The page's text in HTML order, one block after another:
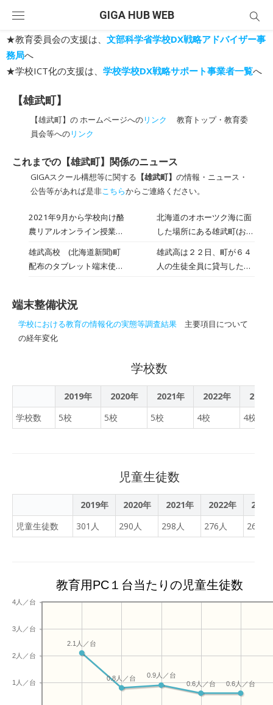
content
GIGA HUB WEB
★教育委員会の支援は、 文部科学省学校DX戦略アドバイザー事
務局へ
★学校ICT化の支援は、 学校学校DX戦略サポート事業者一覧へ
【雄武町】
【雄武町】の ホームページへのリンク
教育トップ・教育委
員会等へのリンク
これまでの【雄武町】関係のニュース
GIGAスクール構想等に関する 【雄武町】 の情報・ニュース・
公告等があれば是非こちらからご連絡ください。
2021年9月から学校向け酪
農リアルオンライン授業開
国の教育関係者ほか見学可
能
北海道のオホーツク海に面
した場所にある雄武町(おう
スを開始した、『酪農』に
特化したリアルオンライン
授業を開始します。
雄武高校 (北海道新聞)町
配布のタブレット端末使い
雄武高は２２日、町が６４
人の生徒全員に貸与したタ
端末整備状況
学校における教育の情報化の実態等調査結果 主要項目について
の経年変化
学校数
2019年 2020年 2021年 2022年
2023
学校数
5校 5校 5校 4校 4校
児童生徒数
2019年 2020年 2021年 2022年
2023
児童生徒数
301人 290人 298人 276人 260人
教育用PC１台当たりの児童生徒数
1人／台
2人／台
3人／台
4人／台
0.6人／台
0.6人／台
0.9人／台
0.8人／台
2.1人／台